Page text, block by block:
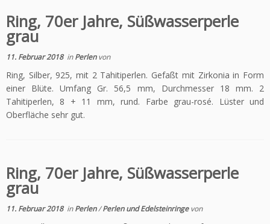
Ring, 70er Jahre, Süßwasserperle
grau
11. Februar 2018inPerlenvon
Ring, Silber, 925, mit 2 Tahitiperlen. Gefaßt mit Zirkonia in Form
einer Blüte. Umfang Gr. 56,5 mm, Durchmesser 18 mm. 2
Tahitiperlen, 8 + 11 mm, rund. Farbe grau-rosé. Lüster und
Oberfläche sehr gut.
Ring, 70er Jahre, Süßwasserperle
grau
11. Februar 2018inPerlen/Perlen und Edelsteinringevon